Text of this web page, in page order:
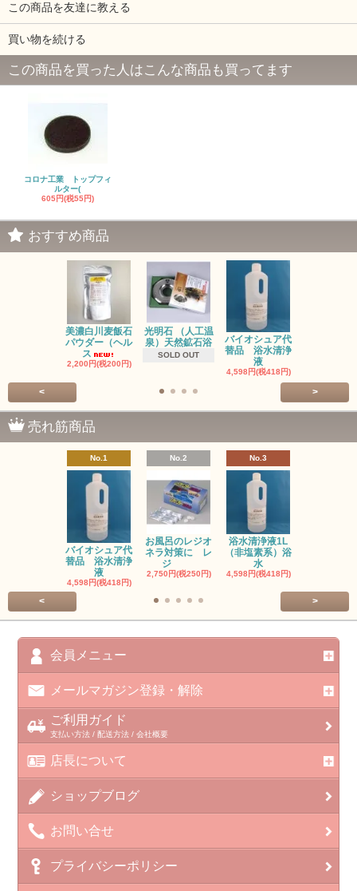
この商品を友達に教える
買い物を続ける
この商品を買った人はこんな商品も買ってます
コロナ工業 トップフィ
ルター(
605円(税55円)
おすすめ商品
美濃白川麦飯石
パウダー（ヘル
ス
2,200円(税200円)
光明石 （人工温
泉）天然鉱石浴
SOLD OUT
バイオシュア代
替品 浴水清浄
液
4,598円(税418円)
< >
売れ筋商品
No.1
バイオシュア代
替品 浴水清浄
液
4,598円(税418円)
No.2
お風呂のレジオ
ネラ対策に レ
ジ
2,750円(税250円)
No.3
浴水清浄液1L
（非塩素系）浴
水
4,598円(税418円)
< >
会員メニュー
メールマガジン登録・解除
ご利用ガイド
支払い方法 / 配送方法 / 会社概要
店長について
ショップブログ
お問い合せ
プライバシーポリシー